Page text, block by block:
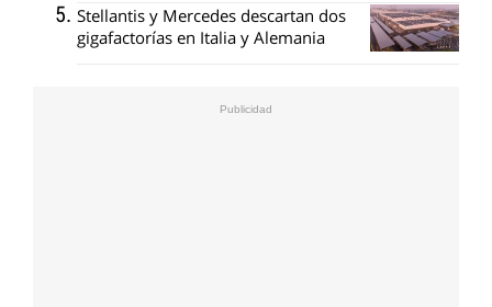
Stellantis y Mercedes descartan dos
gigafactorías en Italia y Alemania